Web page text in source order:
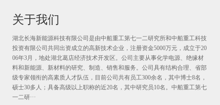
关于我们
湖北长海新能源科技有限公司是由中船重工第七一二研究所和中船重工科技
投资有限公司共同出资成立的高新技术企业，注册资金5000万元，成立于20
06年3月，地处湖北葛店经济技术开发区。公司主要从事化学电源、绝缘材
料和新能源、新材料的研究、制造、销售和服务。公司具有结构合理、省部
级专家领衔的高素质人才队伍，目前公司共有员工300余名，其中博士8名，
硕士30多人；具备高级以上职称的近20名，其中研究员10名。中船重工第七
一二研···